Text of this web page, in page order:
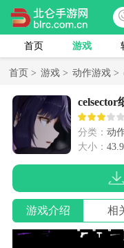
首页 游戏
首页 > 游戏 > 动作游戏 >
celsector
分类： 动
大小：
游戏介绍 相